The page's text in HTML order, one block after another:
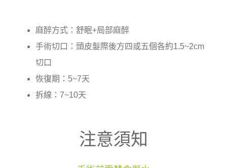
麻醉方式：舒眠+局部麻醉
手術切口：頭皮髮際後方四或五個各約1.5~2cm
切口
恢復期：5~7天
拆線：7~10天
注意須知